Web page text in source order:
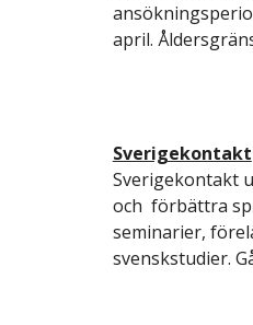
april.
Sverigekontakt
Sverigekontakt
och förbättra
seminarier,
svenskstudier.